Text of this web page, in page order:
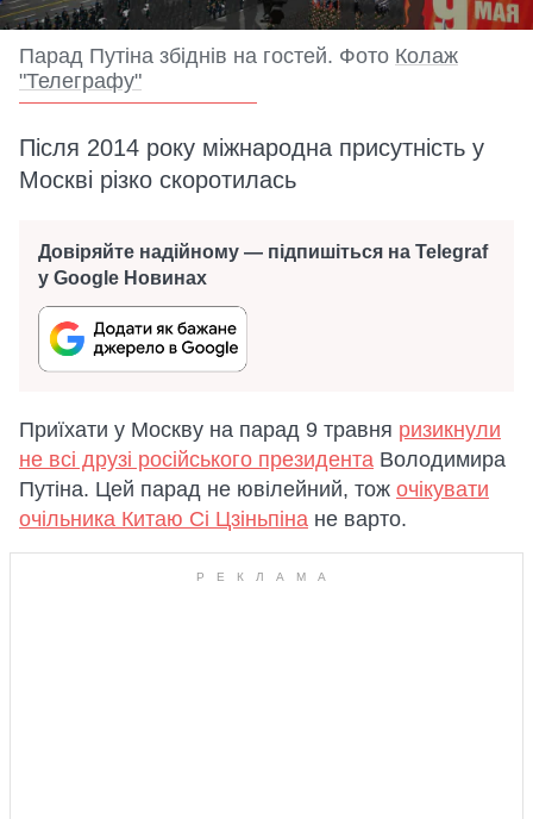
Парад Путіна збіднів на гостей. Фото Колаж
"Телеграфу"
Після 2014 року міжнародна присутність у
Москві різко скоротилась
Довіряйте надійному — підпишіться на Telegraf
у Google Новинах
Приїхати у Москву на парад 9 травня ризикнули
не всі друзі російського президента Володимира
Путіна. Цей парад не ювілейний, тож очікувати
очільника Китаю Сі Цзіньпіна не варто.